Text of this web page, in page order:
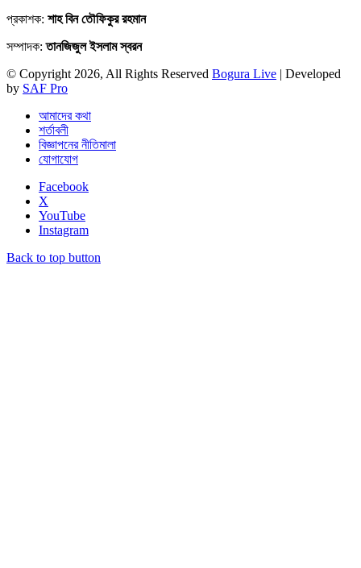
প্রকাশক: শাহ বিন তৌফিকুর রহমান
সম্পাদক:তানজিজুল ইসলাম স্বরন
© Copyright 2026, All Rights Reserved Bogura Live | Developed
by SAF Pro
আমাদের কথা
শর্তাবলী
বিজ্ঞাপনের নীতিমালা
যোগাযোগ
Facebook
X
YouTube
Instagram
Back to top button